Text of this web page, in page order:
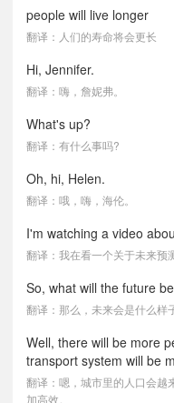
people will live longer
翻译：人们的寿命将会更长
Hi, Jennifer.
翻译：嗨，詹妮弗。
What's up?
翻译：有什么事吗?
Oh, hi, Helen.
翻译：哦，嗨，海伦。
I'm watching a video
翻译：我在看一个关于未来预
So, what will the future
翻译：那么，未来会是什么样
Well, there will be more
transport system will be
翻译：嗯，城市里的人口会越
加高效。